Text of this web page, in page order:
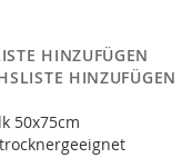
HINZUFÜGEN
HINZUFÜGEN
50x75cm